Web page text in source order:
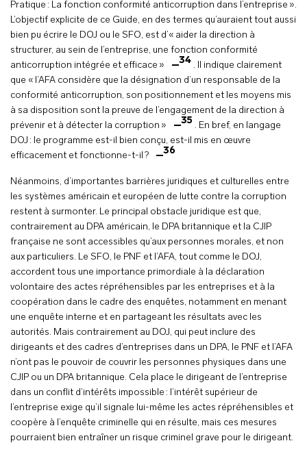
Pratique : La fonction conformité anticorruption dans l’entreprise ».
L’objectif explicite de ce Guide, en des termes qu’auraient tout aussi
bien pu écrire le DOJ ou le SFO, est d’« aider la direction à
structurer, au sein de l’entreprise, une fonction conformité
anticorruption intégrée et efficace »
34 . Il indique clairement
que « l’AFA considère que la désignation d’un responsable de la
conformité anticorruption, son positionnement et les moyens mis
à sa disposition sont la preuve de l’engagement de la direction à
prévenir et à détecter la corruption »
35 . En bref, en langage
DOJ : le programme est-il bien conçu, est-il mis en œuvre
efficacement et fonctionne-t-il ?
36
Néanmoins, d’importantes barrières juridiques et culturelles entre
les systèmes américain et européen de lutte contre la corruption
restent à surmonter. Le principal obstacle juridique est que,
contrairement au DPA américain, le DPA britannique et la CJIP
française ne sont accessibles qu’aux personnes morales, et non
aux particuliers. Le SFO, le PNF et l’AFA, tout comme le DOJ,
accordent tous une importance primordiale à la déclaration
volontaire des actes répréhensibles par les entreprises et à la
coopération dans le cadre des enquêtes, notamment en menant
une enquête interne et en partageant les résultats avec les
autorités. Mais contrairement au DOJ, qui peut inclure des
dirigeants et des cadres d’entreprises dans un DPA, le PNF et l’AFA
n’ont pas le pouvoir de couvrir les personnes physiques dans une
CJIP ou un DPA britannique. Cela place le dirigeant de l’entreprise
dans un conflit d’intérêts impossible : l’intérêt supérieur de
l’entreprise exige qu’il signale lui-même les actes répréhensibles et
coopère à l’enquête criminelle qui en résulte, mais ces mesures
pourraient bien entraîner un risque criminel grave pour le dirigeant.